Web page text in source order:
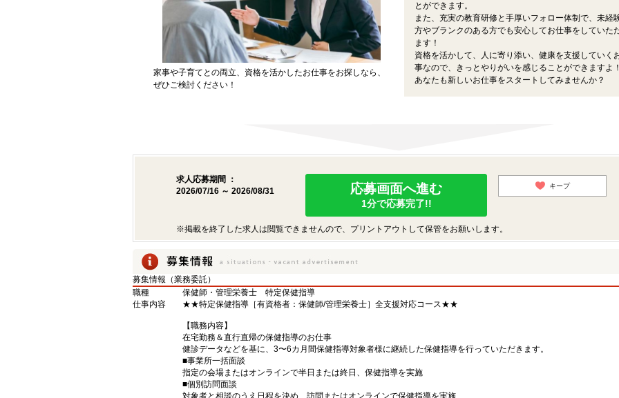
家事や子育てとの両立、資格を活かしたお仕事をお探しなら、
ぜひご検討ください！
とができます。
また、充実の教育研修と手厚いフォロー体制で、未経
方やブランクのある方でも安心してお仕事をしていた
ます！
資格を活かして、人に寄り添い、健康を支援していく
事なので、きっとやりがいを感じることができますよ
あなたも新しいお仕事をスタートしてみませんか？
求人応募期間 ：
2026/07/16 ～ 2026/08/31
応募画面へ進む
1分で応募完了!!
キープ
※掲載を終了した求人は閲覧できませんので、プリントアウトして保管をお願いします。
募集情報（業務委託）
職種
保健師・管理栄養士 特定保健指導
仕事内容
★★特定保健指導［有資格者：保健師/管理栄養士］全支援対応コース★★
【職務内容】
在宅勤務＆直行直帰の保健指導のお仕事
健診データなどを基に、3〜6カ月間保健指導対象者様に継続した保健指導を行っていただきます。
■事業所一括面談
指定の会場またはオンラインで半日または終日、保健指導を実施
■個別訪問面談
対象者と相談のうえ日程を決め、訪問またはオンラインで保健指導を実施